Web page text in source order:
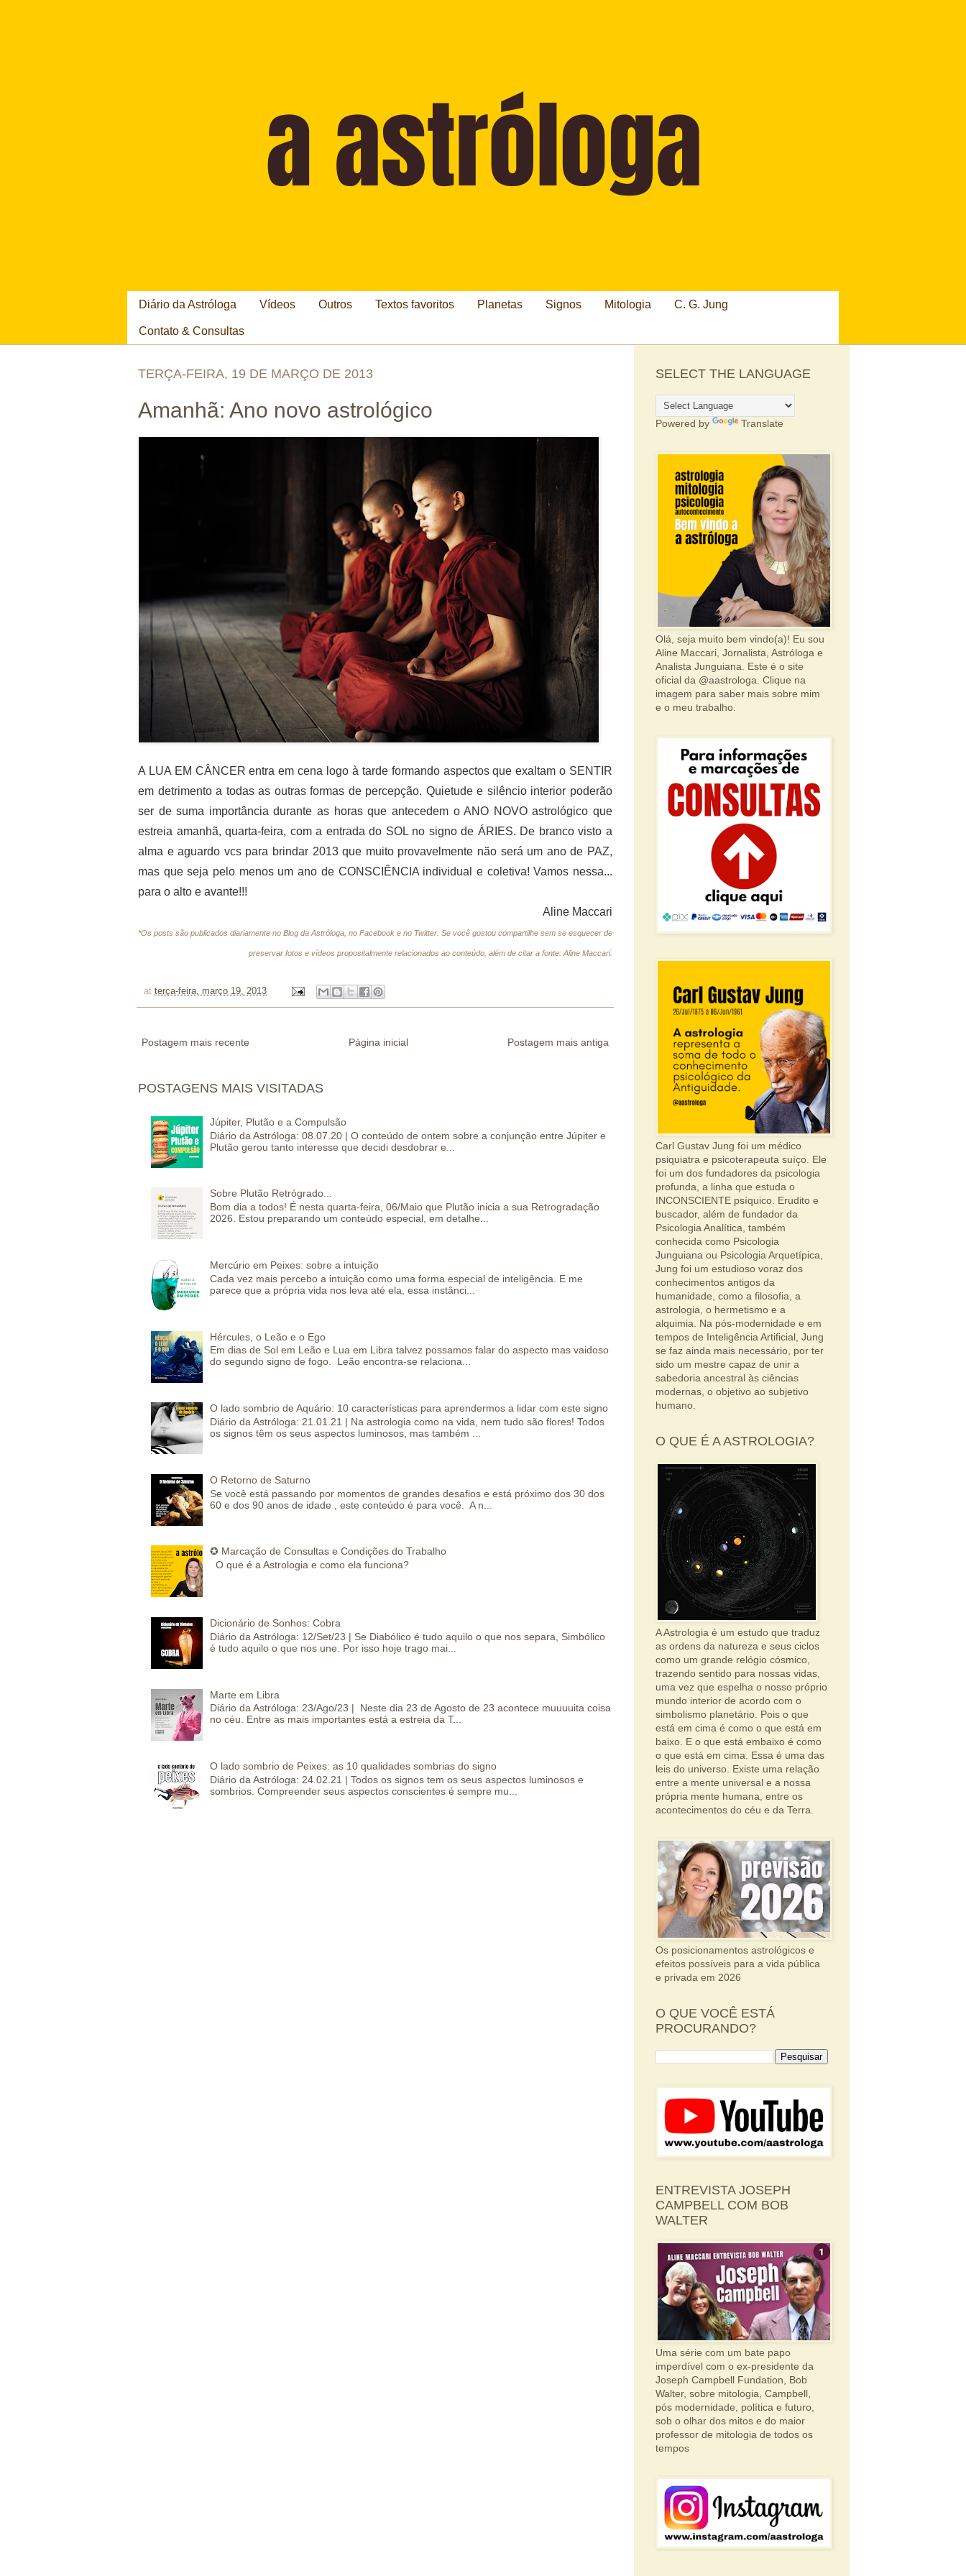
Diário da Astróloga Vídeos Outros Textos favoritos Planetas Signos Mitologia C. G. Jung
Contato & Consultas
TERÇA-FEIRA, 19 DE MARÇO DE 2013
Amanhã: Ano novo astrológico
A LUA EM CÂNCER entra em cena logo à tarde formando aspectos que exaltam o SENTIR
em detrimento a todas as outras formas de percepção. Quietude e silêncio interior poderão
ser de suma importância durante as horas que antecedem o ANO NOVO astrológico que
estreia amanhã, quarta-feira, com a entrada do SOL no signo de ÁRIES. De branco visto a
alma e aguardo vcs para brindar 2013 que muito provavelmente não será um ano de PAZ,
mas que seja pelo menos um ano de CONSCIÊNCIA individual e coletiva! Vamos nessa...
para o alto e avante!!!
Aline Maccari
*Os posts são publicados diariamente no Blog da Astróloga, no Facebook e no Twitter. Se você gostou compartilhe sem se esquecer de
preservar fotos e vídeos propositalmente relacionados ao conteúdo, além de citar a fonte: Aline Maccari.
at terça-feira, março 19, 2013
Postagem mais recente Postagem mais antiga
Página inicial
POSTAGENS MAIS VISITADAS
Júpiter, Plutão e a Compulsão
Diário da Astróloga: 08.07.20 | O conteúdo de ontem sobre a conjunção entre Júpiter e
Plutão gerou tanto interesse que decidi desdobrar e...
Sobre Plutão Retrógrado...
Bom dia a todos! É nesta quarta-feira, 06/Maio que Plutão inicia a sua Retrogradação
2026. Estou preparando um conteúdo especial, em detalhe...
Mercúrio em Peixes: sobre a intuição
Cada vez mais percebo a intuição como uma forma especial de inteligência. E me
parece que a própria vida nos leva até ela, essa instânci...
Hércules, o Leão e o Ego
Em dias de Sol em Leão e Lua em Libra talvez possamos falar do aspecto mas vaidoso
do segundo signo de fogo. Leão encontra-se relaciona...
O lado sombrio de Aquário: 10 características para aprendermos a lidar com este signo
Diário da Astróloga: 21.01.21 | Na astrologia como na vida, nem tudo são flores! Todos
os signos têm os seus aspectos luminosos, mas também ...
O Retorno de Saturno
Se você está passando por momentos de grandes desafios e está próximo dos 30 dos
60 e dos 90 anos de idade , este conteúdo é para você. A n...
✪ Marcação de Consultas e Condições do Trabalho
O que é a Astrologia e como ela funciona?
Dicionário de Sonhos: Cobra
Diário da Astróloga: 12/Set/23 | Se Diabólico é tudo aquilo o que nos separa, Simbólico
é tudo aquilo o que nos une. Por isso hoje trago mai...
Marte em Libra
Diário da Astróloga: 23/Ago/23 | Neste dia 23 de Agosto de 23 acontece muuuuita coisa
no céu. Entre as mais importantes está a estreia da T...
O lado sombrio de Peixes: as 10 qualidades sombrias do signo
Diário da Astróloga: 24.02.21 | Todos os signos tem os seus aspectos luminosos e
sombrios. Compreender seus aspectos conscientes é sempre mu...
SELECT THE LANGUAGE
Powered by Translate
Olá, seja muito bem vindo(a)! Eu sou
Aline Maccari, Jornalista, Astróloga e
Analista Junguiana. Este é o site
oficial da @aastrologa. Clique na
imagem para saber mais sobre mim
e o meu trabalho.
Carl Gustav Jung foi um médico
psiquiatra e psicoterapeuta suíço. Ele
foi um dos fundadores da psicologia
profunda, a linha que estuda o
INCONSCIENTE psíquico. Erudito e
buscador, além de fundador da
Psicologia Analítica, também
conhecida como Psicologia
Junguiana ou Psicologia Arquetípica,
Jung foi um estudioso voraz dos
conhecimentos antigos da
humanidade, como a filosofia, a
astrologia, o hermetismo e a
alquimia. Na pós-modernidade e em
tempos de Inteligência Artificial, Jung
se faz ainda mais necessário, por ter
sido um mestre capaz de unir a
sabedoria ancestral às ciências
modernas, o objetivo ao subjetivo
humano.
O QUE É A ASTROLOGIA?
A Astrologia é um estudo que traduz
as ordens da natureza e seus ciclos
como um grande relógio cósmico,
trazendo sentido para nossas vidas,
uma vez que espelha o nosso próprio
mundo interior de acordo com o
simbolismo planetário. Pois o que
está em cima é como o que está em
baixo. E o que está embaixo é como
o que está em cima. Essa é uma das
leis do universo. Existe uma relação
entre a mente universal e a nossa
própria mente humana, entre os
acontecimentos do céu e da Terra.
Os posicionamentos astrológicos e
efeitos possíveis para a vida pública
e privada em 2026
O QUE VOCÊ ESTÁ
PROCURANDO?
ENTREVISTA JOSEPH
CAMPBELL COM BOB
WALTER
Uma série com um bate papo
imperdível com o ex-presidente da
Joseph Campbell Fundation, Bob
Walter, sobre mitologia, Campbell,
pós modernidade, política e futuro,
sob o olhar dos mitos e do maior
professor de mitologia de todos os
tempos